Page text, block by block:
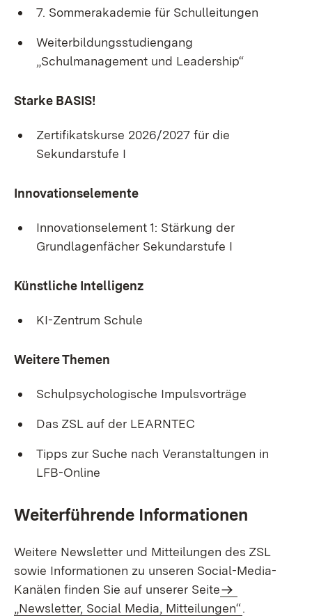
7. Sommerakademie für Schulleitungen
Weiterbildungsstudiengang
„Schulmanagement und Leadership“
Starke BASIS!
Zertifikatskurse 2026/2027 für die
Sekundarstufe I
Innovationselemente
Innovationselement 1: Stärkung der
Grundlagenfächer Sekundarstufe I
Künstliche Intelligenz
KI-Zentrum Schule
Weitere Themen
Schulpsychologische Impulsvorträge
Das ZSL auf der LEARNTEC
Tipps zur Suche nach Veranstaltungen in
LFB-Online
Weiterführende Informationen
Weitere Newsletter und Mitteilungen des ZSL
sowie Informationen zu unseren Social-Media-
Kanälen finden Sie auf unserer Seite
„Newsletter, Social Media, Mitteilungen“.